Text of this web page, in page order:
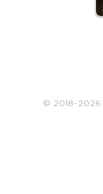
© 2018~2026